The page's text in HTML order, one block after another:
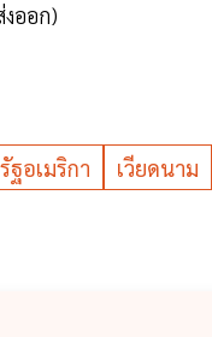
ออก)
ฐอเมริกา เวียดนาม